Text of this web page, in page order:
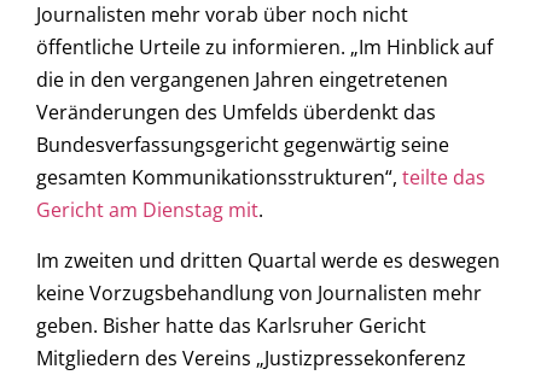
Journalisten mehr vorab über noch nicht
öffentliche Urteile zu informieren. „Im Hinblick auf
die in den vergangenen Jahren eingetretenen
Veränderungen des Umfelds überdenkt das
Bundesverfassungsgericht gegenwärtig seine
gesamten Kommunikationsstrukturen“, teilte das
Gericht am Dienstag mit.
Im zweiten und dritten Quartal werde es deswegen
keine Vorzugsbehandlung von Journalisten mehr
geben. Bisher hatte das Karlsruher Gericht
Mitgliedern des Vereins „Justizpressekonferenz